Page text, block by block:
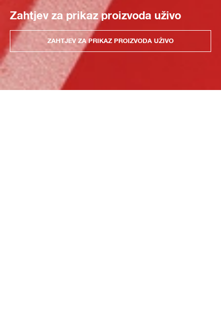
Zahtjev za prikaz proizvoda uživo
ZAHTJEV ZA PRIKAZ PROIZVODA UŽIVO